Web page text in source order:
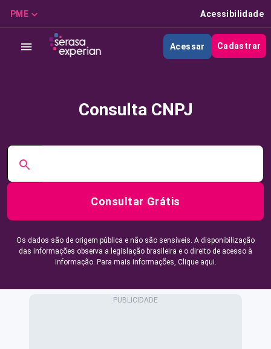
PME Acessibilidade
Acessar Cadastrar
Consulta CNPJ
Consultar Grátis
Os dados são de origem pública e não são sensíveis. A disponibilização
das informações observa a legislação brasileira e o direito de acesso à
informação. Para mais informações, Clique aqui.